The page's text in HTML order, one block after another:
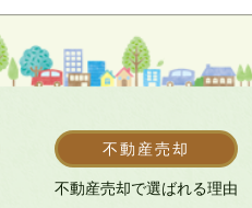
不動産売却
不動産売却で選ばれる理由